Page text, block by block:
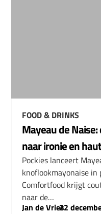
FOOD & DRINKS
Mayeau de
naar ironie en
Pockies lanceert
knoflookmayonaise
Comfortfood krijgt
naar de…
Jan de Vries
–
22